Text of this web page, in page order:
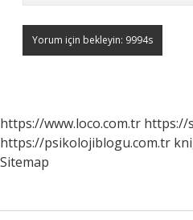
https://www.loco.com.tr https://
https://psikolojiblogu.com.tr
Sitemap